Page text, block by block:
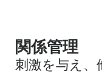
関係管理
刺激を与え、